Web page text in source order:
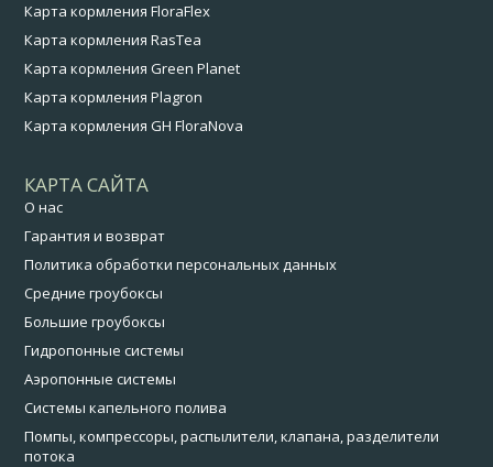
Карта кормления FloraFlex
Карта кормления RasTea
Карта кормления Green Planet
Карта кормления Plagron
Карта кормления GH FloraNova
КАРТА САЙТА
О нас
Гарантия и возврат
Политика обработки персональных данных
Средние гроубоксы
Большие гроубоксы
Гидропонные системы
Аэропонные системы
Системы капельного полива
Помпы, компрессоры, распылители, клапана, разделители
потока